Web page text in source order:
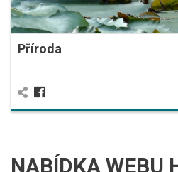
Příroda
NABÍDKA WEBU